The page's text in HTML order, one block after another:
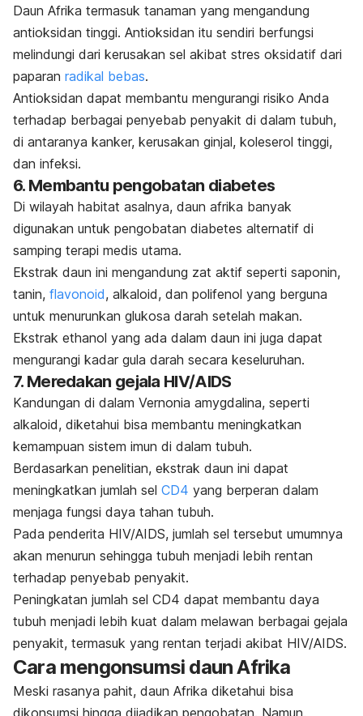
Daun Afrika termasuk tanaman yang mengandung
antioksidan tinggi. Antioksidan itu sendiri berfungsi
melindungi dari kerusakan sel akibat stres oksidatif dari
paparan radikal bebas.
Antioksidan dapat membantu mengurangi risiko Anda
terhadap berbagai penyebab penyakit di dalam tubuh,
di antaranya kanker, kerusakan ginjal, koleserol tinggi,
dan infeksi.
6. Membantu pengobatan diabetes
Di wilayah habitat asalnya, daun afrika banyak
digunakan untuk pengobatan diabetes alternatif di
samping terapi medis utama.
Ekstrak daun ini mengandung zat aktif seperti saponin,
tanin, flavonoid, alkaloid, dan polifenol yang berguna
untuk menurunkan glukosa darah setelah makan.
Ekstrak ethanol yang ada dalam daun ini juga dapat
mengurangi kadar gula darah secara keseluruhan.
7. Meredakan gejala HIV/AIDS
Kandungan di dalam Vernonia amygdalina, seperti
alkaloid, diketahui bisa membantu meningkatkan
kemampuan sistem imun di dalam tubuh.
Berdasarkan penelitian, ekstrak daun ini dapat
meningkatkan jumlah sel CD4 yang berperan dalam
menjaga fungsi daya tahan tubuh.
Pada penderita HIV/AIDS, jumlah sel tersebut umumnya
akan menurun sehingga tubuh menjadi lebih rentan
terhadap penyebab penyakit.
Peningkatan jumlah sel CD4 dapat membantu daya
tubuh menjadi lebih kuat dalam melawan berbagai gejala
penyakit, termasuk yang rentan terjadi akibat HIV/AIDS.
Cara mengonsumsi daun Afrika
Meski rasanya pahit, daun Afrika diketahui bisa
dikonsumsi hingga dijadikan pengobatan. Namun,